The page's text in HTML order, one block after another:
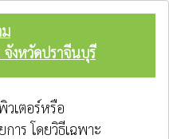
ม
งหวัดปราจีนบุรี
เตอร์หรือ
าร โดยวิธีเฉพาะ